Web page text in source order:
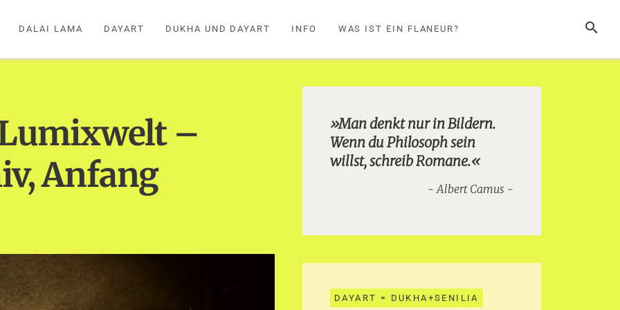
SUCHE
DALAI LAMA DAYART DUKHA UND DAYART INFO WAS IST EIN FLANEUR?
–
Anfang
»Man denkt nur in Bildern.
Wenn du Philosoph sein
willst, schreib Romane.«
Albert Camus
DAYART = DUKHA+SENILIA